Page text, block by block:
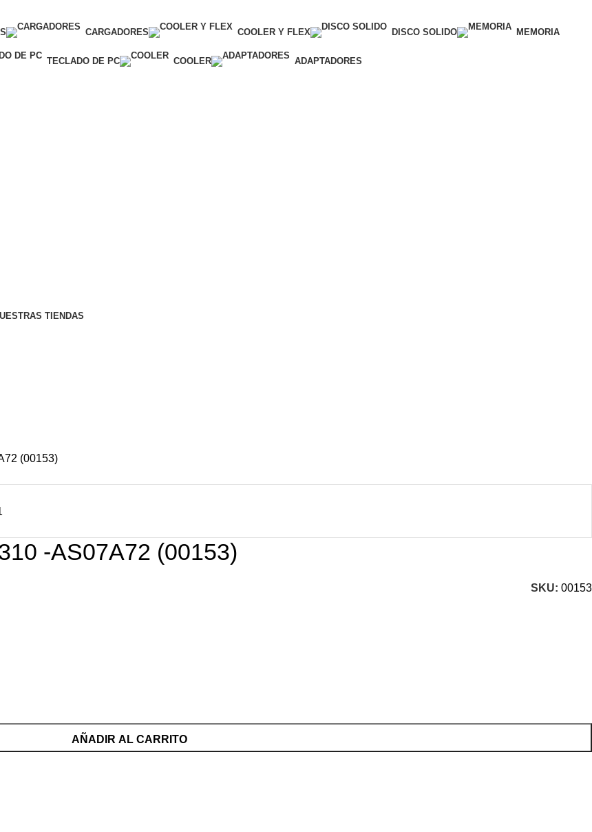
CARGADORES COOLER Y FLEX DISCO SOLIDO MEMORIA
TECLADO DE PC COOLER ADAPTADORES
TIENDAS
(00153)
-AS07A72 (00153)
SKU: 00153
AÑADIR AL CARRITO